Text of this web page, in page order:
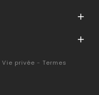


Vie privée - Termes